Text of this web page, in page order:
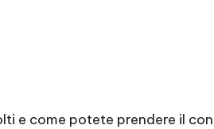
e come potete prendere il